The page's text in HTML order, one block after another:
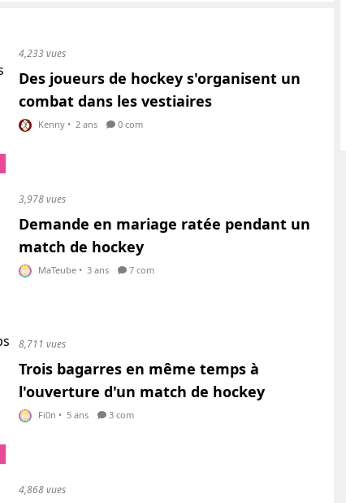
4,233 vues
Des joueurs de hockey s'organisent un
combat dans les vestiaires
Kenny • 2 ans 0 com
3,978 vues
Demande en mariage ratée pendant un
match de hockey
MaTeube • 3 ans 7 com
8,711 vues
Trois bagarres en même temps à
l'ouverture d'un match de hockey
Fi0n • 5 ans 3 com
4,868 vues